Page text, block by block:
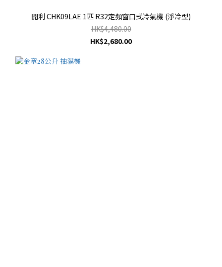
開利 CHK09LAE 1匹 R32定頻窗口式冷氣機 (淨冷型)
HK$4,480.00
HK$2,680.00